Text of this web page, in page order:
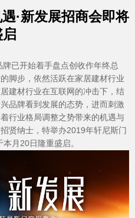
·新发展招商会即将
已开始着手盘点创收作年终总
脚步，依然活跃在家居建材行业
建材行业在互联网的冲击下，结
品牌看到发展的态势，进而刺激
行业格局调整之势带来的机遇与
贤纳士，特举办2019年轩尼斯门
月20日隆重盛启。